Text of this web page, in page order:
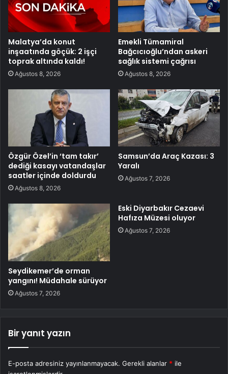
Malatya’da konut
inşaatında göçük: 2 işçi
toprak altında kaldı!
Ağustos 8, 2026
Emekli Tümamiral
Bağcıcıoğlu’ndan askeri
sağlık sistemi çağrısı
Ağustos 8, 2026
Özgür Özel’in ‘tam takır’
dediği kasayı vatandaşlar
saatler içinde doldurdu
Ağustos 8, 2026
Samsun’da Araç Kazası: 3
Yaralı
Ağustos 7, 2026
Seydikemer’de orman
yangını! Müdahale sürüyor
Ağustos 7, 2026
Eski Diyarbakır Cezaevi
Hafıza Müzesi oluyor
Ağustos 7, 2026
Bir yanıt yazın
E-posta adresiniz yayınlanmayacak. Gerekli alanlar * ile